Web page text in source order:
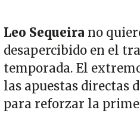
Leo Sequeira no
desapercibido en el
temporada. El
las apuestas directas
para reforzar la